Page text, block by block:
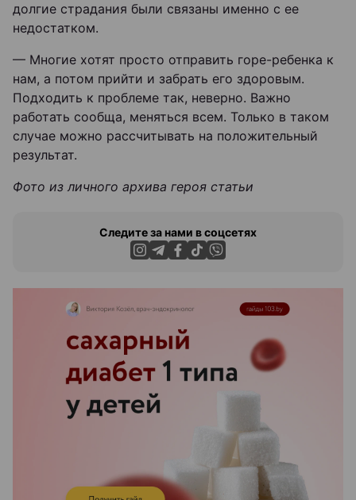
долгие страдания были связаны именно с ее
недостатком.
— Многие хотят просто отправить горе-ребенка к
нам, а потом прийти и забрать его здоровым.
Подходить к проблеме так, неверно. Важно
работать сообща, меняться всем. Только в таком
случае можно рассчитывать на положительный
результат.
Фото из личного архива героя статьи
Следите за нами в соцсетях
ЭФФЕКТИВНАЯ РЕКЛАМА НА САЙТЕ